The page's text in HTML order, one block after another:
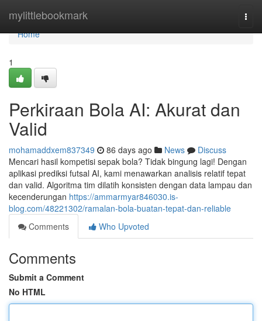
mylittlebookmark
Home
Home
1
Perkiraan Bola AI: Akurat dan
Valid
mohamaddxem837349 86 days ago News
Discuss
Mencari hasil kompetisi sepak bola? Tidak bingung lagi! Dengan
aplikasi prediksi futsal AI, kami menawarkan analisis relatif tepat
dan valid. Algoritma tim dilatih konsisten dengan data lampau dan
kecenderungan https://ammarmyar846030.is-
blog.com/48221302/ramalan-bola-buatan-tepat-dan-reliable
Comments
Who Upvoted
Comments
Submit a Comment
No HTML